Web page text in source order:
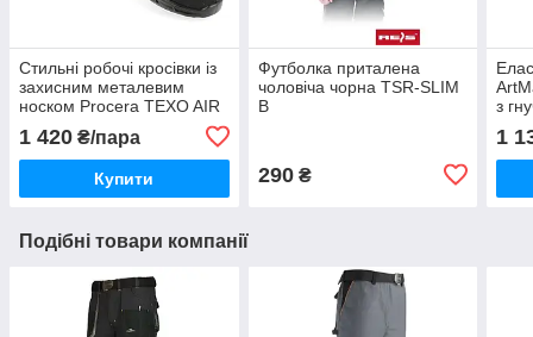
Стильні робочі кросівки із
захисним металевим
носком Procera TEXO AIR
безпека
1 420 ₴/пара
Купити
Футболка приталена
чоловіча чорна TSR-SLIM
B
290₴
з
1
Подібні товари компанії